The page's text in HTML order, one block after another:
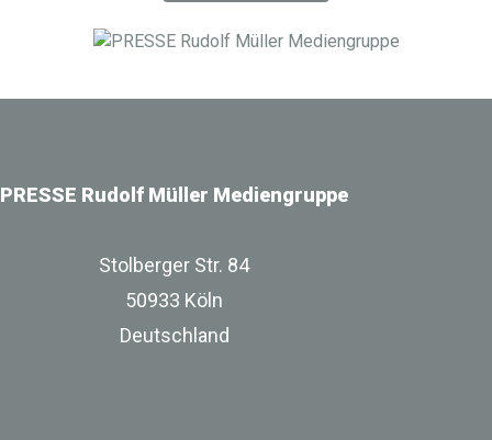
PRESSE Rudolf Müller Mediengruppe
Stolberger Str. 84
50933 Köln
Deutschland